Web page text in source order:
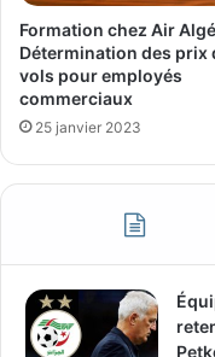
Formation chez Air
Détermination des prix
vols pour employés
commerciaux
25 janvier 2023